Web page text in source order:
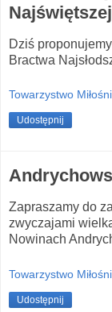
Dziś
Bractwa
Towarzystwo
Udostępnij
Zapraszamy do
zwyczajami
Nowinach
Towarzystwo
Udostępnij